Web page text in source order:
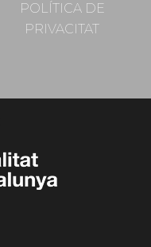
POLÍTICA DE
PRIVACITAT